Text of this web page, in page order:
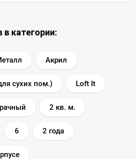
категории:
Акрил
сухих пом.) Loft It
2 кв. м.
6 2 года